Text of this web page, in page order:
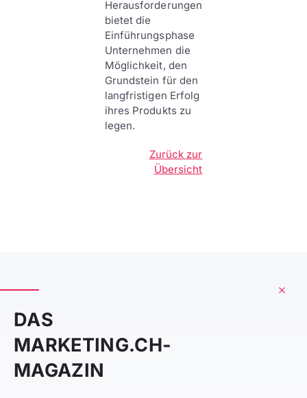
Herausforderungen
bietet die
Einführungsphase
Unternehmen die
Möglichkeit, den
Grundstein für den
langfristigen Erfolg
ihres Produkts zu
legen.
Zurück zur
Übersicht
DAS
MARKETING.CH-
MAGAZIN